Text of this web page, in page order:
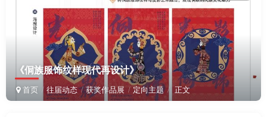
《侗族服饰纹样现代再设计》
首页 往届动态 获奖作品展 定向主题 正文